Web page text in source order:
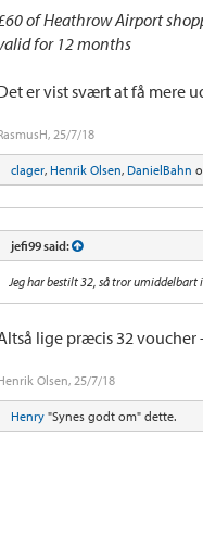
of Heathrow Airport
for 12 months
er vist svært at få mere
, 25/7/18
clager, Henrik Olsen, DanielBahn
jefi99 said:
Jeg har bestilt 32, så tror umiddelbart
lige præcis 32 voucher
Olsen, 25/7/18
Henry "Synes godt om" dette.